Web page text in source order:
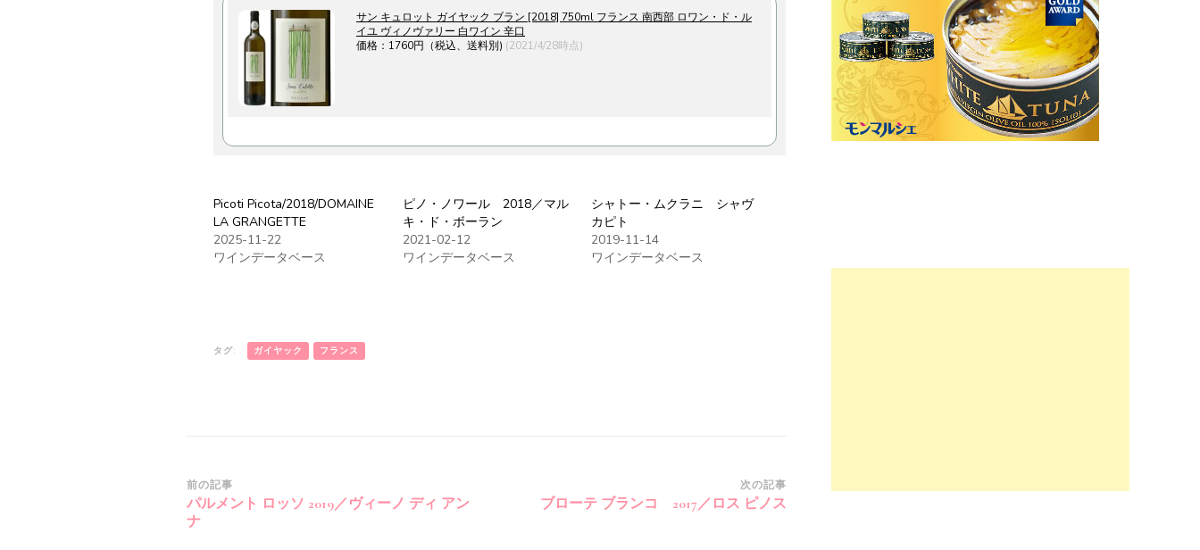
サン キュロット ガイヤック ブラン [2018] 750ml フランス 南西部 ロワン・ド・ル
イユ ヴィノヴァリー 白ワイン 辛口
価格：1760円（税込、送料別) (2021/4/28時点)
Picoti Picota/2018/DOMAINE
LA GRANGETTE
2025-11-22
ワインデータベース
ピノ・ノワール 2018／マル
キ・ド・ボーラン
2021-02-12
ワインデータベース
シャトー・ムクラニ シャヴ
カピト
2019-11-14
ワインデータベース
タグ: ガイヤック フランス
投
稿
前の記事
パルメント ロッソ 2019／ヴィーノ ディ アン
ナ
次の記事
ブローテ ブランコ 2017／ロス ピノス